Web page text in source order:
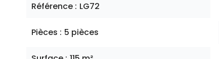
Référence LG72
Pièces 5 pièces